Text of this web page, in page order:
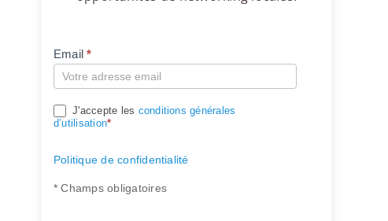
Compte
Email*
J'accepte les conditions générales
d’utilisation*
Politique de confidentialité
* Champs obligatoires